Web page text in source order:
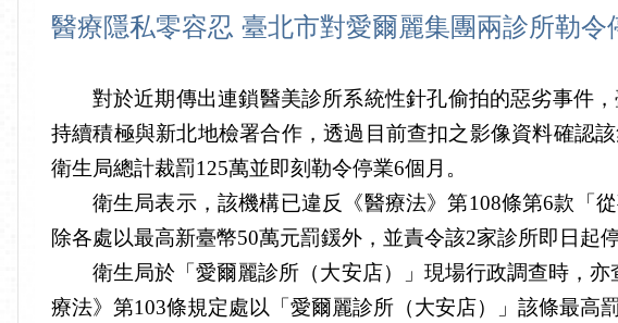
醫療隱私零容忍 臺北市對愛爾麗集團兩診所勒令
對於近期傳出連鎖醫美診所系統性針孔偷拍的惡劣事件
持續積極與新北地檢署合作，透過目前查扣之影像資料確認
衛生局總計裁罰125萬並即刻勒令停業6個月。
衛生局表示，該機構已違反《醫療法》第108條第6款「
除各處以最高新臺幣50萬元罰鍰外，並責令該2家診所即日起
衛生局於「愛爾麗診所（大安店）」現場行政調查時，
療法》第103條規定處以「愛爾麗診所（大安店）」該條最高罰